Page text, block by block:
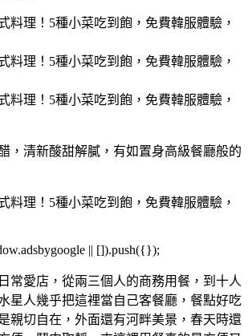
，清新酸甜解膩，有如置身高級餐廳般的
|| []).push({});
常愛店，從兩三個人的商務用餐，到十人
星人幾乎把這裡當自己客餐廳，餐點好吃
親切自在，外面還有河畔美景，春天時還